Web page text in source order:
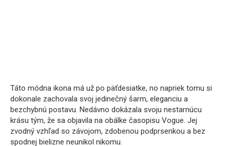
Táto módna ikona má už po päťdesiatke, no napriek tomu si
dokonale zachovala svoj jedinečný šarm, eleganciu a
bezchybnú postavu. Nedávno dokázala svoju nestarnúcu
krásu tým, že sa objavila na obálke časopisu Vogue. Jej
zvodný vzhľad so závojom, zdobenou podprsenkou a bez
spodnej bielizne neunikol nikomu.